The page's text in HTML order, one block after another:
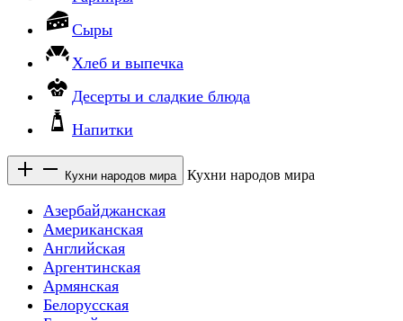
Сыры
Хлеб и выпечка
Десерты и сладкие блюда
Напитки
Кухни народов мира Кухни народов мира
Азербайджанская
Американская
Английская
Аргентинская
Армянская
Белорусская